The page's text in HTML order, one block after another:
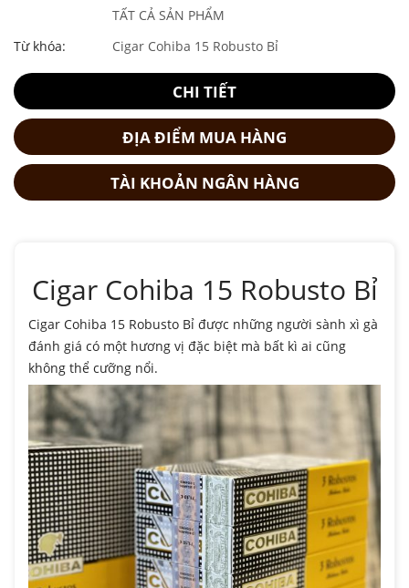
TẤT CẢ SẢN PHẨM
Từ khóa:
Cigar Cohiba 15 Robusto Bỉ
CHI TIẾT
ĐỊA ĐIỂM MUA HÀNG
TÀI KHOẢN NGÂN HÀNG
Cigar Cohiba 15 Robusto Bỉ
Cigar Cohiba 15 Robusto Bỉ được những người sành xì gà
đánh giá có một hương vị đặc biệt mà bất kì ai cũng
không thể cưỡng nổi.